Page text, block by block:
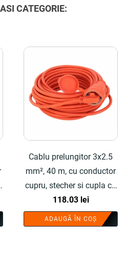
CATEGORIE:
Cablu prelungitor 3x2.5
mm², 40 m, cu conductor
cupru, stecher si cupla cu
protectie - COBI SMART®
118.03 lei
ADAUGĂ ÎN COȘ